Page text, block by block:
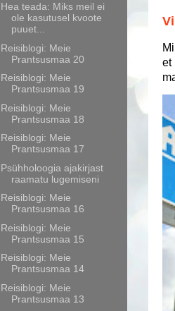
et
Hea teada: Miks meil ei
ole kasutusel kvoote
puuet...
Reisiblogi: Meie
Prantsusmaa 20
Reisiblogi: Meie
Prantsusmaa 19
Reisiblogi: Meie
Prantsusmaa 18
Reisiblogi: Meie
Prantsusmaa 17
Psühholoogia ajakirjast
raamatu lugemiseni
Reisiblogi: Meie
Prantsusmaa 16
Reisiblogi: Meie
Prantsusmaa 15
Reisiblogi: Meie
Prantsusmaa 14
Reisiblogi: Meie
Prantsusmaa 13